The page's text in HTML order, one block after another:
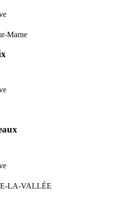
Marne
LA-VALLÉE